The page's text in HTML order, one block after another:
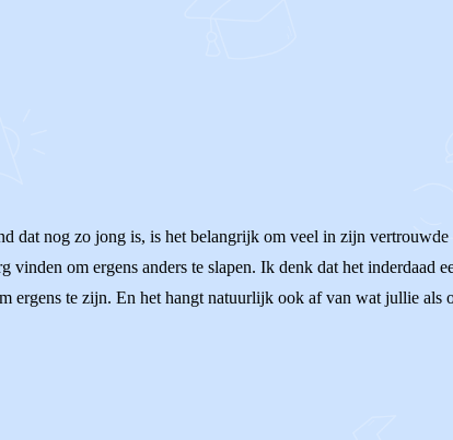
dat nog zo jong is, is het belangrijk om veel in zijn
vinden om ergens anders te slapen. Ik denk dat het
ergens te zijn. En het hangt natuurlijk ook af van wat jullie als